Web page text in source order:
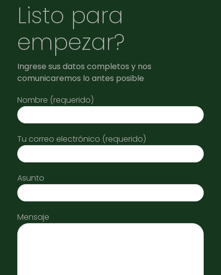
Listo para
empezar?
Ingrese sus datos completos y nos
comunicaremos lo antes posible
Nombre (requerido)
Tu correo electrónico (requerido)
Asunto
Mensaje